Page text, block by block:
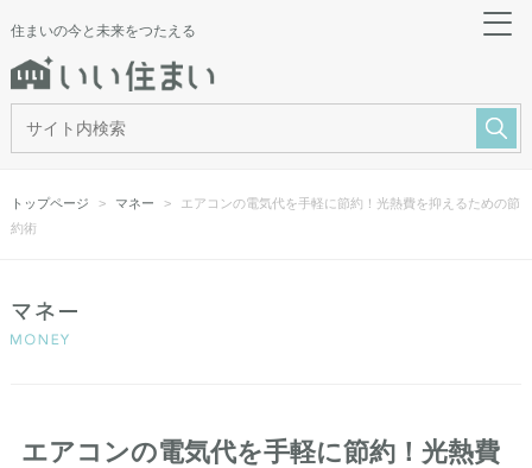
住まいの今と未来をつたえる
トップページ マネー
エアコンの電気代を手軽に節約！光熱費を抑えるための節
約術
エアコンの電気代を手軽に節約！光熱費